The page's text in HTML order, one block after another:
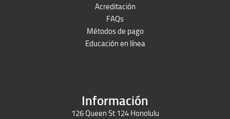
Acreditación
FAQs
Métodos de pago
Educación en línea
Información
126 Queen St 124 Honolulu